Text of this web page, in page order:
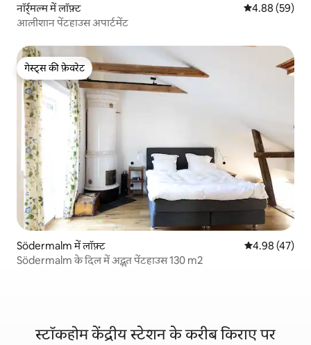
नॉर्र्मल्म में लॉफ़्ट औसत रेटिंग 5 में
4.88 (59)
आलीशान पेंटहाउस अपार्टमेंट
गेस्ट्स की फ़ेवरेट
गेस्ट्स की फ़ेवरेट
Södermalm में लॉफ़्ट औसत रेटिंग 5 में
4.98 (47)
Södermalm के दिल में अद्भुत पेंटहाउस 130 m2
स्टॉकहोम केंद्रीय स्टेशन के करीब किराए पर